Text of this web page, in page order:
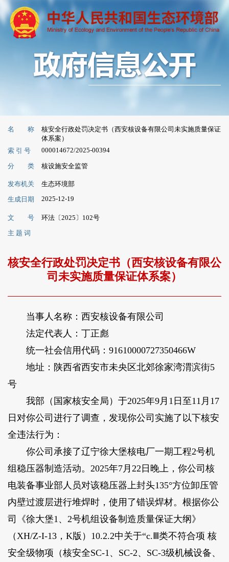
名 称
核安全行政处罚决定书（西安核设备有限公司未实施质量保证
体系案）
索 引 号
000014672/2025-00394
分 类 核设施安全监管
发布机关
生态环境部
生成日期
2025-12-19
文 号
环法〔2025〕102号
主 题 词
核安全行政处罚决定书（西安核设备有限公
司未实施质量保证体系案）
当事人名称：西安核设备有限公司
法定代表人：丁正彪
统一社会信用代码：91610000727350466W
地址：陕西省西安市未央区北郊徐家湾渭滨街5
号
我部（国家核安全局）于2025年9月1日至11月17
日对你公司进行了调查，发现你公司实施了以下核安
全违法行为：
你公司承接了辽宁徐大堡核电厂一期工程2号机
组稳压器制造活动。2025年7月22日晚上，你公司核
电装备事业部人员对该稳压器上封头135°方位卸压管
内壁过渡层进行堆焊时，使用了错误焊材。根据你公
司《徐大堡1、2号机组设备制造质量保证大纲》
（XH/Z-I-13，K版）10.2.2中关于“c.Ⅲ类不符合项 核
安全级物项（核安全SC-1、SC-2、SC-3级机械设备、